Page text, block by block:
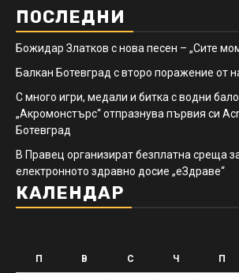
ПОСЛЕДНИ
Божидар Златков с нова песен – „Сите
Балкан Ботевград с второ поражение от
С много игри, медали и битка с водни
„Акромонстърс“ отпразнува първия си
Ботевград
В Правец организират безплатна среща
електронното здравно досие „еЗдраве“
КАЛЕНДАР
П В С Ч П